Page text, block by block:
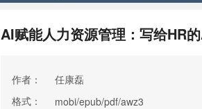
AI赋能人力资源管理：写给HR
作者：
任康磊
格式：
mobi/epub/pdf/awz3